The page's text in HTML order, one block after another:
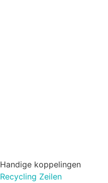
Handige koppelingen
Recycling Zeilen